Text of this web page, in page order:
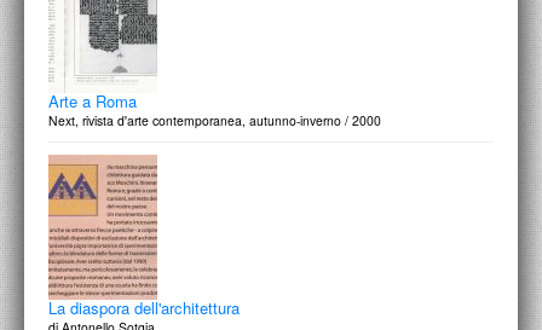
Arte a Roma
Next, rivista d'arte contemporanea, autunno-inverno / 2000
La diaspora dell'architettura